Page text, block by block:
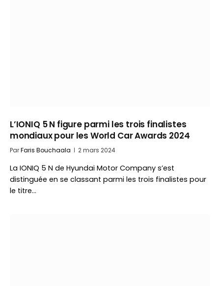
L’IONIQ 5 N figure parmi les trois finalistes
mondiaux pour les World Car Awards 2024
ParFaris Bouchaala 2 mars 2024
La IONIQ 5 N de Hyundai Motor Company s’est
distinguée en se classant parmi les trois finalistes pour
le titre…